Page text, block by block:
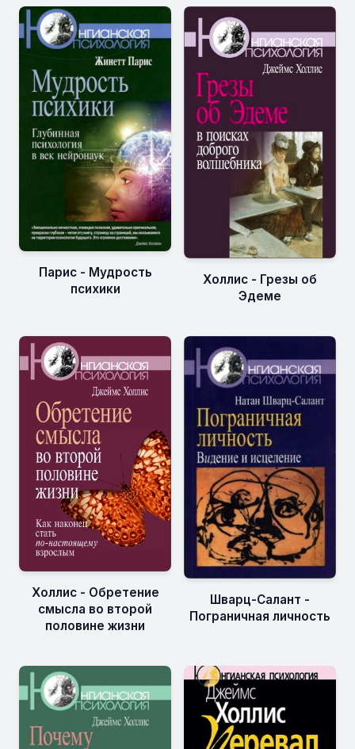
Парис - Мудрость
психики
Холлис - Грезы об
Эдеме
Холлис - Обретение
смысла во второй
половине жизни
Шварц-Салант -
Пограничная личность